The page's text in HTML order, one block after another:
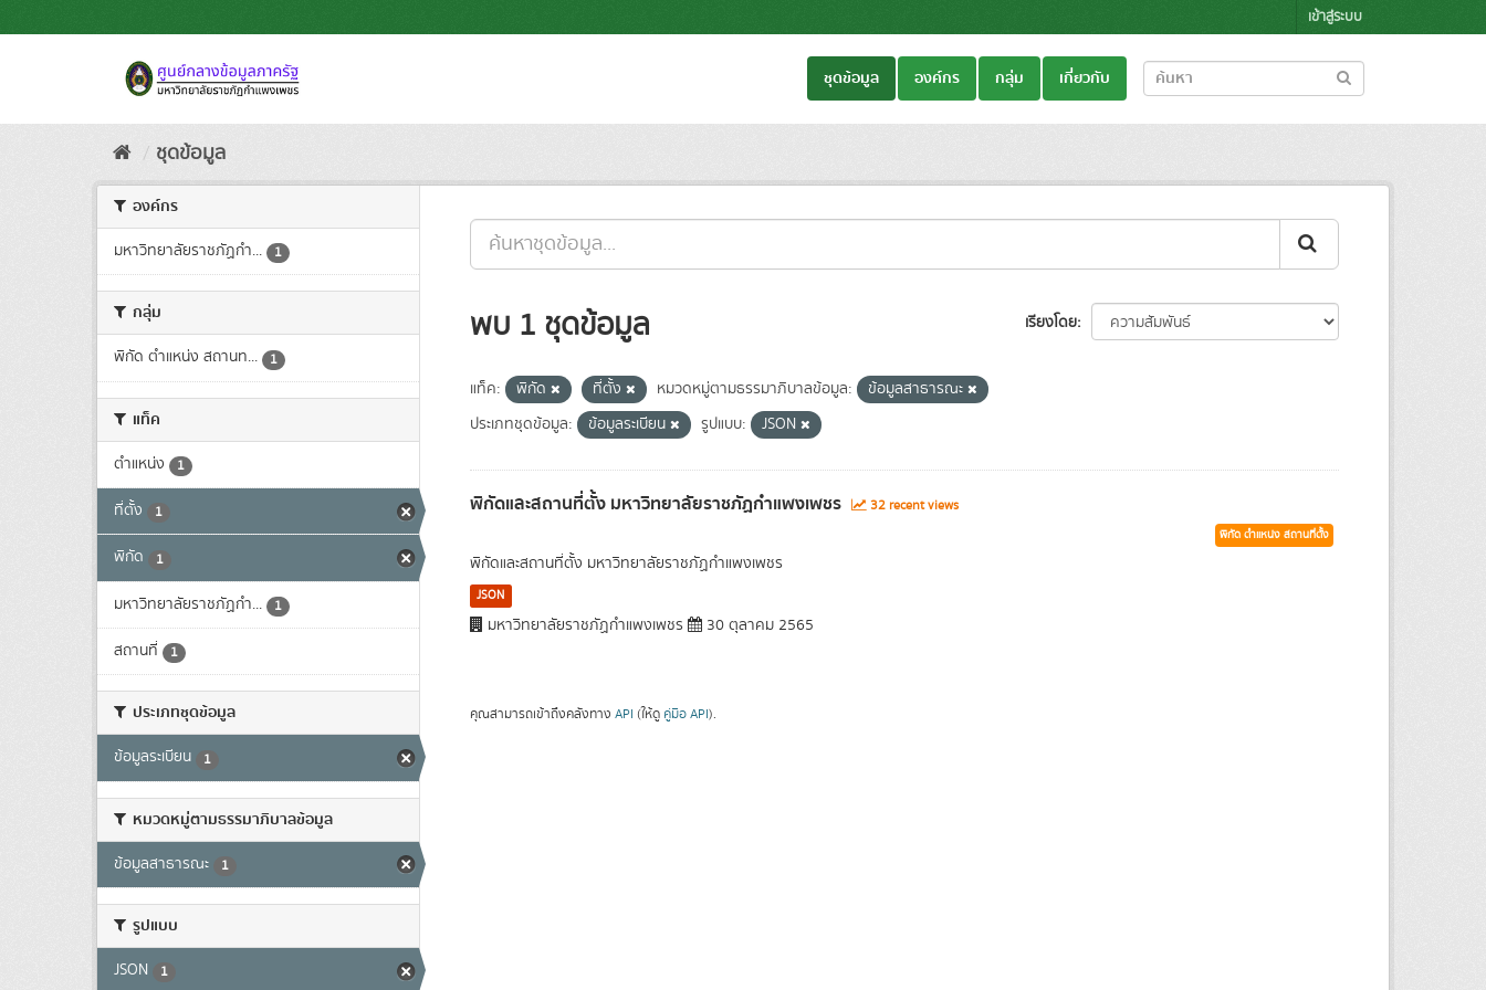
to
เข้าสู่ระบบ
ชุดข้อมูล องค์กร กลุ่ม เกี่ยวกับ
ชุดข้อมูล
องค์กร
มหาวิทยาลัยราชภัฏกำ... 1
กลุ่ม
พิกัด ตำแหน่ง สถานท... 1
แท็ค
ตำแหน่ง 1
ที่ตั้ง 1
พิกัด 1
มหาวิทยาลัยราชภัฏกำ... 1
สถานที่ 1
ประเภทชุดข้อมูล
ข้อมูลระเบียน 1
หมวดหมู่ตามธรรมาภิบาลข้อมูล
ข้อมูลสาธารณะ 1
รูปแบบ
JSON 1
เรียงโดย
พบ 1 ชุดข้อมูล
แท็ค: พิกัด ที่ตั้ง หมวดหมู่ตามธรรมาภิบาลข้อมูล:
ข้อมูลสาธารณะ
ประเภทชุดข้อมูล:
ข้อมูลระเบียน รูปแบบ: JSON
พิกัดและสถานที่ตั้ง มหาวิทยาลัยราชภัฏกำแพงเพชร 32 recent views
พิกัด ตำแหน่ง สถานที่ตั้ง
พิกัดและสถานที่ตั้ง มหาวิทยาลัยราชภัฏกำแพงเพชร
JSON
มหาวิทยาลัยราชภัฏกำแพงเพชร 30 ตุลาคม 2565
คุณสามารถเข้าถึงคลังทาง API (ให้ดู คู่มือ API).